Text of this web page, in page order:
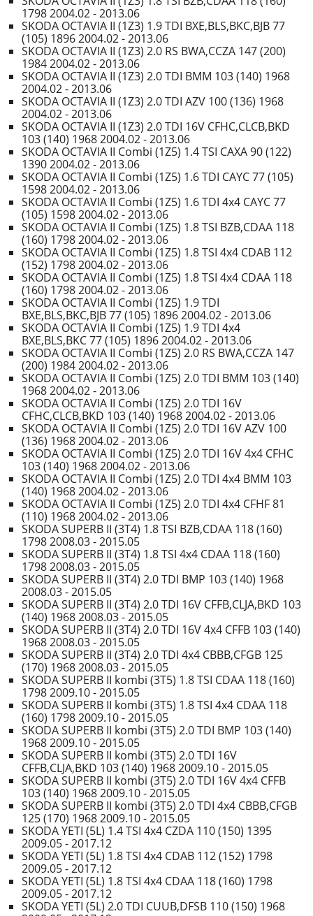
1798 2004.02 - 2013.06
SKODA OCTAVIA II (1Z3) 1.9 TDI BXE,BLS,BKC,BJB 77
(105) 1896 2004.02 - 2013.06
SKODA OCTAVIA II (1Z3) 2.0 RS BWA,CCZA 147 (200)
1984 2004.02 - 2013.06
SKODA OCTAVIA II (1Z3) 2.0 TDI BMM 103 (140) 1968
2004.02 - 2013.06
SKODA OCTAVIA II (1Z3) 2.0 TDI AZV 100 (136) 1968
2004.02 - 2013.06
SKODA OCTAVIA II (1Z3) 2.0 TDI 16V CFHC,CLCB,BKD
103 (140) 1968 2004.02 - 2013.06
SKODA OCTAVIA II Combi (1Z5) 1.4 TSI CAXA 90 (122)
1390 2004.02 - 2013.06
SKODA OCTAVIA II Combi (1Z5) 1.6 TDI CAYC 77 (105)
1598 2004.02 - 2013.06
SKODA OCTAVIA II Combi (1Z5) 1.6 TDI 4x4 CAYC 77
(105) 1598 2004.02 - 2013.06
SKODA OCTAVIA II Combi (1Z5) 1.8 TSI BZB,CDAA 118
(160) 1798 2004.02 - 2013.06
SKODA OCTAVIA II Combi (1Z5) 1.8 TSI 4x4 CDAB 112
(152) 1798 2004.02 - 2013.06
SKODA OCTAVIA II Combi (1Z5) 1.8 TSI 4x4 CDAA 118
(160) 1798 2004.02 - 2013.06
SKODA OCTAVIA II Combi (1Z5) 1.9 TDI
BXE,BLS,BKC,BJB 77 (105) 1896 2004.02 - 2013.06
SKODA OCTAVIA II Combi (1Z5) 1.9 TDI 4x4
BXE,BLS,BKC 77 (105) 1896 2004.02 - 2013.06
SKODA OCTAVIA II Combi (1Z5) 2.0 RS BWA,CCZA 147
(200) 1984 2004.02 - 2013.06
SKODA OCTAVIA II Combi (1Z5) 2.0 TDI BMM 103 (140)
1968 2004.02 - 2013.06
SKODA OCTAVIA II Combi (1Z5) 2.0 TDI 16V
CFHC,CLCB,BKD 103 (140) 1968 2004.02 - 2013.06
SKODA OCTAVIA II Combi (1Z5) 2.0 TDI 16V AZV 100
(136) 1968 2004.02 - 2013.06
SKODA OCTAVIA II Combi (1Z5) 2.0 TDI 16V 4x4 CFHC
103 (140) 1968 2004.02 - 2013.06
SKODA OCTAVIA II Combi (1Z5) 2.0 TDI 4x4 BMM 103
(140) 1968 2004.02 - 2013.06
SKODA OCTAVIA II Combi (1Z5) 2.0 TDI 4x4 CFHF 81
(110) 1968 2004.02 - 2013.06
SKODA SUPERB II (3T4) 1.8 TSI BZB,CDAA 118 (160)
1798 2008.03 - 2015.05
SKODA SUPERB II (3T4) 1.8 TSI 4x4 CDAA 118 (160)
1798 2008.03 - 2015.05
SKODA SUPERB II (3T4) 2.0 TDI BMP 103 (140) 1968
2008.03 - 2015.05
SKODA SUPERB II (3T4) 2.0 TDI 16V CFFB,CLJA,BKD 103
(140) 1968 2008.03 - 2015.05
SKODA SUPERB II (3T4) 2.0 TDI 16V 4x4 CFFB 103 (140)
1968 2008.03 - 2015.05
SKODA SUPERB II (3T4) 2.0 TDI 4x4 CBBB,CFGB 125
(170) 1968 2008.03 - 2015.05
SKODA SUPERB II kombi (3T5) 1.8 TSI CDAA 118 (160)
1798 2009.10 - 2015.05
SKODA SUPERB II kombi (3T5) 1.8 TSI 4x4 CDAA 118
(160) 1798 2009.10 - 2015.05
SKODA SUPERB II kombi (3T5) 2.0 TDI BMP 103 (140)
1968 2009.10 - 2015.05
SKODA SUPERB II kombi (3T5) 2.0 TDI 16V
CFFB,CLJA,BKD 103 (140) 1968 2009.10 - 2015.05
SKODA SUPERB II kombi (3T5) 2.0 TDI 16V 4x4 CFFB
103 (140) 1968 2009.10 - 2015.05
SKODA SUPERB II kombi (3T5) 2.0 TDI 4x4 CBBB,CFGB
125 (170) 1968 2009.10 - 2015.05
SKODA YETI (5L) 1.4 TSI 4x4 CZDA 110 (150) 1395
2009.05 - 2017.12
SKODA YETI (5L) 1.8 TSI 4x4 CDAB 112 (152) 1798
2009.05 - 2017.12
SKODA YETI (5L) 1.8 TSI 4x4 CDAA 118 (160) 1798
2009.05 - 2017.12
SKODA YETI (5L) 2.0 TDI CUUB,DFSB 110 (150) 1968